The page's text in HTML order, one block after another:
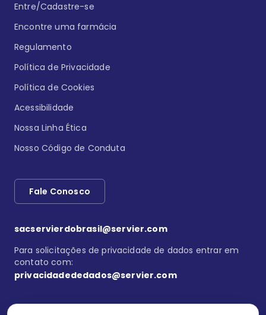
Entre/Cadastre-se
Encontre uma farmácia
Regulamento
Política de Privacidade
Política de Cookies
Acessibilidade
Nossa Linha Ética
Nosso Código de Conduta
Fale Conosco
sacservierdobrasil@servier.com
Para solicitações de privacidade de dados entrar em
contato com:
privacidadededados@servier.com